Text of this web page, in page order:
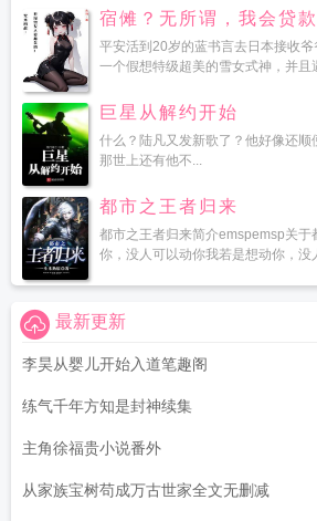
宿傩？无所谓，我会贷款
平安活到20岁的蓝书言去日本接收
一个假想特级超美的雪女式神，并且
巨星从解约开始
什么？陆凡又发新歌了？他好像还
那世上还有他不...
都市之王者归来
都市之王者归来简介emspemsp关于
你，没人可以动你我若是想动你，没
最新更新
李昊从婴儿开始入道笔趣阁
练气千年方知是封神续集
主角徐福贵小说番外
从家族宝树苟成万古世家全文无删减